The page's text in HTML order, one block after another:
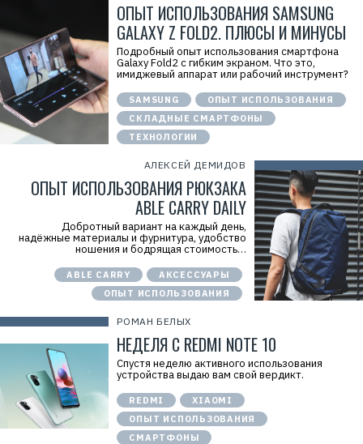
ОПЫТ ИСПОЛЬЗОВАНИЯ SAMSUNG
GALAXY Z FOLD2. ПЛЮСЫ И МИНУСЫ
Подробный опыт использования смартфона
Galaxy Fold2 с гибким экраном. Что это,
имиджевый аппарат или рабочий инструмент?
SAMSUNG
ОПЫТ ИСПОЛЬЗОВАНИЯ
СКЛАДНЫЕ СМАРТФОНЫ
ТЕХНОЛОГИИ
АЛЕКСЕЙ ДЕМИДОВ
ОПЫТ ИСПОЛЬЗОВАНИЯ РЮКЗАКА
ABLE CARRY DAILY
Добротный вариант на каждый день,
надёжные материалы и фурнитура, удобство
ношения и бодрящая стоимость…
ABLE CARRY
АКСЕССУАРЫ
ОПЫТ ИСПОЛЬЗОВАНИЯ
РОМАН БЕЛЫХ
НЕДЕЛЯ С REDMI NOTE 10
Спустя неделю активного использования
устройства выдаю вам свой вердикт.
REDMI
XIAOMI
ОПЫТ ИСПОЛЬЗОВАНИЯ
СМАРТФОНЫ
Р
е
к
л
а
м
а
.
E
=
2
V
f
y
T